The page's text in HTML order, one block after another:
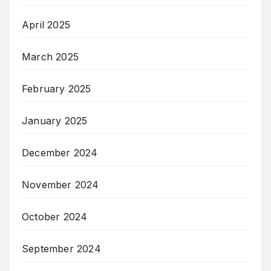
April 2025
March 2025
February 2025
January 2025
December 2024
November 2024
October 2024
September 2024